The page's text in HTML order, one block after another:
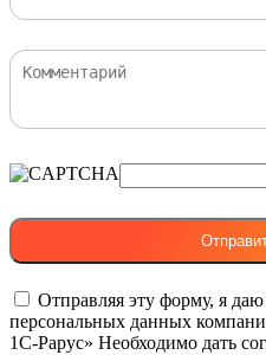
Отправляя эту форму, я даю
персональных данных
1С-Рарус» Необходимо дать